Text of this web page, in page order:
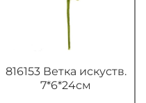
816153 Ветка искуств.
7*6*24см